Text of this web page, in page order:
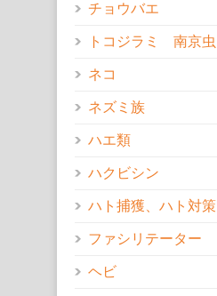
チョウバエ
トコジラミ 南京虫
ネコ
ネズミ族
ハエ類
ハクビシン
ハト捕獲、ハト対策
ファシリテーター
ヘビ